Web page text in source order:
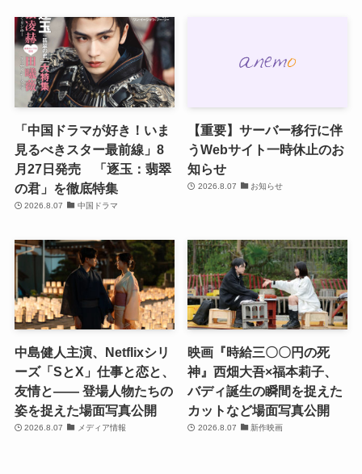
「中国ドラマが好き！いま
見るべきスター最前線」8
月27日発売 「逐玉：翡翠
の君」を徹底特集
2026.8.07 中国ドラマ
【重要】サーバー移行に伴
うWebサイト一時休止のお
知らせ
2026.8.07 お知らせ
中島健人主演、Netflixシリ
ーズ「SとX」仕事と恋と、
友情と―― 登場人物たちの
姿を捉えた場面写真公開
2026.8.07 メディア情報
映画『時給三〇〇円の死
神』西畑大吾×福本莉子、
バディ誕生の瞬間を捉えた
カットなど場面写真公開
2026.8.07 新作映画